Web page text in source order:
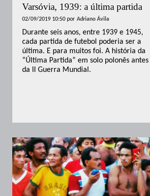
Varsóvia, 1939: a última partida
02/09/2019 10:50 por Adriano Ávila
Durante seis anos, entre 1939 e 1945,
cada partida de futebol poderia ser a
última. E para muitos foi. A história da
“Última Partida” em solo polonês antes
da II Guerra Mundial.